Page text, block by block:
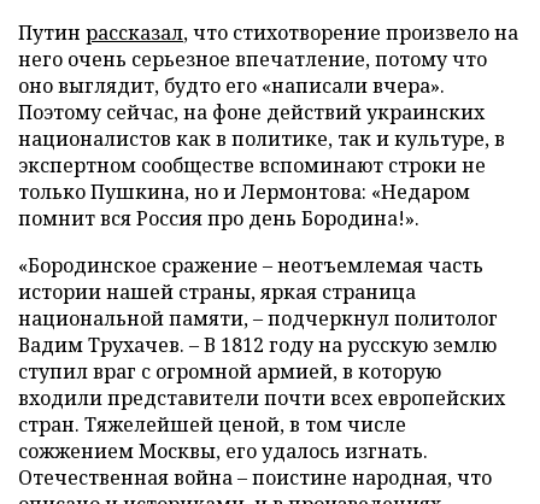
Путин рассказал, что стихотворение произвело на
него очень серьезное впечатление, потому что
оно выглядит, будто его «написали вчера».
Поэтому сейчас, на фоне действий украинских
националистов как в политике, так и культуре, в
экспертном сообществе вспоминают строки не
только Пушкина, но и Лермонтова: «Недаром
помнит вся Россия про день Бородина!».
«Бородинское сражение – неотъемлемая часть
истории нашей страны, яркая страница
национальной памяти, – подчеркнул политолог
Вадим Трухачев. – В 1812 году на русскую землю
ступил враг с огромной армией, в которую
входили представители почти всех европейских
стран. Тяжелейшей ценой, в том числе
сожжением Москвы, его удалось изгнать.
Отечественная война – поистине народная, что